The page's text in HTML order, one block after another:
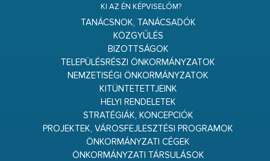
KI AZ ÉN KÉPVISELŐM?
TANÁCSNOK, TANÁCSADÓK
KÖZGYŰLÉS
BIZOTTSÁGOK
TELEPÜLÉSRÉSZI ÖNKORMÁNYZATOK
NEMZETISÉGI ÖNKORMÁNYZATOK
KITÜNTETETTJEINK
HELYI RENDELETEK
STRATÉGIÁK, KONCEPCIÓK
PROJEKTEK, VÁROSFEJLESZTÉSI PROGRAMOK
ÖNKORMÁNYZATI CÉGEK
ÖNKORMÁNYZATI TÁRSULÁSOK